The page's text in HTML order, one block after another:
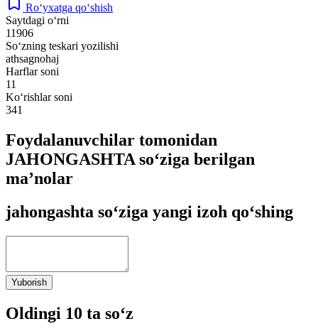
Ro‘yxatga qo‘shish
Saytdagi o‘rni
11906
So‘zning teskari yozilishi
athsagnohaj
Harflar soni
11
Ko‘rishlar soni
341
Foydalanuvchilar tomonidan
JAHONGASHTA so‘ziga berilgan
ma’nolar
jahongashta so‘ziga yangi izoh qo‘shing
Yuborish
Oldingi 10 ta so‘z